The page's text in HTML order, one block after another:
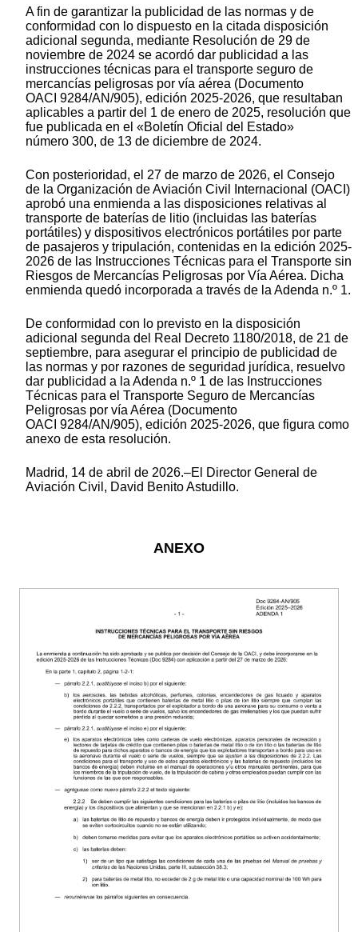
A fin de garantizar la publicidad de las normas y de
conformidad con lo dispuesto en la citada disposición
adicional segunda, mediante Resolución de 29 de
noviembre de 2024 se acordó dar publicidad a las
instrucciones técnicas para el transporte seguro de
mercancías peligrosas por vía aérea (Documento
OACI 9284/AN/905), edición 2025-2026, que resultaban
aplicables a partir del 1 de enero de 2025, resolución que
fue publicada en el «Boletín Oficial del Estado»
número 300, de 13 de diciembre de 2024.
Con posterioridad, el 27 de marzo de 2026, el Consejo
de la Organización de Aviación Civil Internacional (OACI)
aprobó una enmienda a las disposiciones relativas al
transporte de baterías de litio (incluidas las baterías
portátiles) y dispositivos electrónicos portátiles por parte
de pasajeros y tripulación, contenidas en la edición 2025-
2026 de las Instrucciones Técnicas para el Transporte sin
Riesgos de Mercancías Peligrosas por Vía Aérea. Dicha
enmienda quedó incorporada a través de la Adenda n.º 1.
De conformidad con lo previsto en la disposición
adicional segunda del Real Decreto 1180/2018, de 21 de
septiembre, para asegurar el principio de publicidad de
las normas y por razones de seguridad jurídica, resuelvo
dar publicidad a la Adenda n.º 1 de las Instrucciones
Técnicas para el Transporte Seguro de Mercancías
Peligrosas por vía Aérea (Documento
OACI 9284/AN/905), edición 2025-2026, que figura como
anexo de esta resolución.
Madrid, 14 de abril de 2026.–El Director General de
Aviación Civil, David Benito Astudillo.
ANEXO